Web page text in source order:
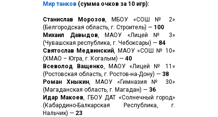
Мир танков (сумма очков за 10 игр):
Станислав Морозов, МБОУ «СОШ № 2»
(Белгородская область, г. Строитель) — 100
Михаил Давыдов, МАОУ «Лицей № 3»
(Чувашская республика, г. Чебоксары) — 84
Святослав Медвинский, МАОУ «СОШ № 10»
(ХМАО – Югра, г. Когалым) — 40
Всеволод Ващенко, МАОУ «Лицей № 11»
(Ростовская область, г. Ростов-на-Дону) — 38
Роман Хныкин, МАОУ «Гимназия № 30»
(Магаданская область, г. Магадан) — 36
Идар Макоев, ГБОУ ДАТ «Солнечный город»
(Кабардино-Балкарская Республика, г.
Нальчик) — 23